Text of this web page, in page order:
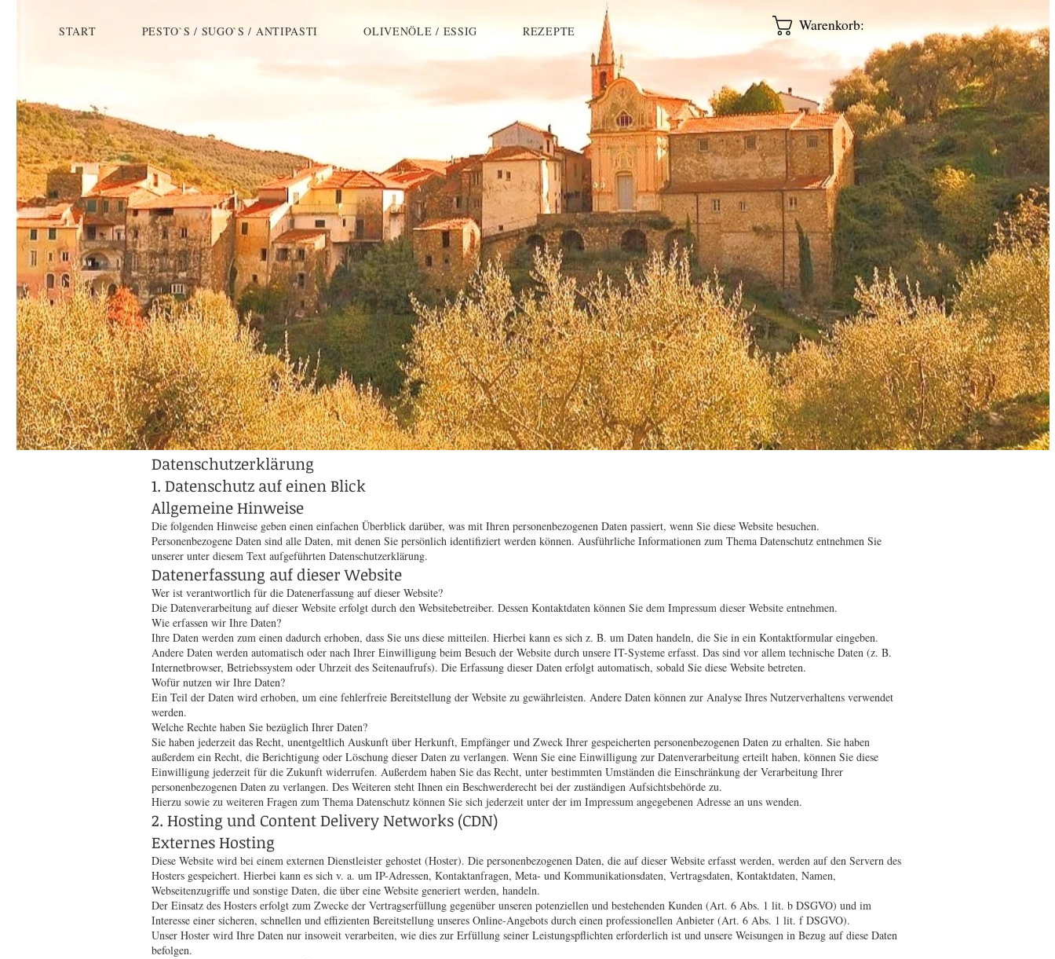
Warenkorb:
START PESTO`S / SUGO`S / ANTIPASTI OLIVENÖLE / ESSIG REZEPTE
Datenschutzerklärung
1. Datenschutz auf einen Blick
Allgemeine Hinweise
Die folgenden Hinweise geben einen einfachen Überblick darüber, was mit Ihren personenbezogenen Daten passiert, wenn Sie diese Website besuchen.
Personenbezogene Daten sind alle Daten, mit denen Sie persönlich identifiziert werden können. Ausführliche Informationen zum Thema Datenschutz entnehmen Sie
unserer unter diesem Text aufgeführten Datenschutzerklärung.
Datenerfassung auf dieser Website
Wer ist verantwortlich für die Datenerfassung auf dieser Website?
Die Datenverarbeitung auf dieser Website erfolgt durch den Websitebetreiber. Dessen Kontaktdaten können Sie dem Impressum dieser Website entnehmen.
Wie erfassen wir Ihre Daten?
Ihre Daten werden zum einen dadurch erhoben, dass Sie uns diese mitteilen. Hierbei kann es sich z. B. um Daten handeln, die Sie in ein Kontaktformular eingeben.
Andere Daten werden automatisch oder nach Ihrer Einwilligung beim Besuch der Website durch unsere IT-Systeme erfasst. Das sind vor allem technische Daten (z. B.
Internetbrowser, Betriebssystem oder Uhrzeit des Seitenaufrufs). Die Erfassung dieser Daten erfolgt automatisch, sobald Sie diese Website betreten.
Wofür nutzen wir Ihre Daten?
Ein Teil der Daten wird erhoben, um eine fehlerfreie Bereitstellung der Website zu gewährleisten. Andere Daten können zur Analyse Ihres Nutzerverhaltens verwendet
werden.
Welche Rechte haben Sie bezüglich Ihrer Daten?
Sie haben jederzeit das Recht, unentgeltlich Auskunft über Herkunft, Empfänger und Zweck Ihrer gespeicherten personenbezogenen Daten zu erhalten. Sie haben
außerdem ein Recht, die Berichtigung oder Löschung dieser Daten zu verlangen. Wenn Sie eine Einwilligung zur Datenverarbeitung erteilt haben, können Sie diese
Einwilligung jederzeit für die Zukunft widerrufen. Außerdem haben Sie das Recht, unter bestimmten Umständen die Einschränkung der Verarbeitung Ihrer
personenbezogenen Daten zu verlangen. Des Weiteren steht Ihnen ein Beschwerderecht bei der zuständigen Aufsichtsbehörde zu.
Hierzu sowie zu weiteren Fragen zum Thema Datenschutz können Sie sich jederzeit unter der im Impressum angegebenen Adresse an uns wenden.
2. Hosting und Content Delivery Networks (CDN)
Externes Hosting
Diese Website wird bei einem externen Dienstleister gehostet (Hoster). Die personenbezogenen Daten, die auf dieser Website erfasst werden, werden auf den Servern des
Hosters gespeichert. Hierbei kann es sich v. a. um IP-Adressen, Kontaktanfragen, Meta- und Kommunikationsdaten, Vertragsdaten, Kontaktdaten, Namen,
Webseitenzugriffe und sonstige Daten, die über eine Website generiert werden, handeln.
Der Einsatz des Hosters erfolgt zum Zwecke der Vertragserfüllung gegenüber unseren potenziellen und bestehenden Kunden (Art. 6 Abs. 1 lit. b DSGVO) und im
Interesse einer sicheren, schnellen und effizienten Bereitstellung unseres Online-Angebots durch einen professionellen Anbieter (Art. 6 Abs. 1 lit. f DSGVO).
Unser Hoster wird Ihre Daten nur insoweit verarbeiten, wie dies zur Erfüllung seiner Leistungspflichten erforderlich ist und unsere Weisungen in Bezug auf diese Daten
befolgen.